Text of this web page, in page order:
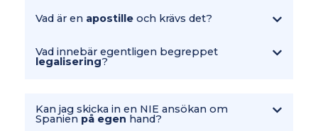
Vad är en apostille och krävs det?
Vad innebär egentligen begreppet
legalisering?
Kan jag skicka in en NIE ansökan om
Spanien på egen hand?